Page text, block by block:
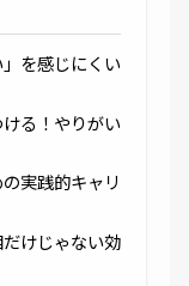
を感じにくい
る！やりがい
実践的キャリ
けじゃない効